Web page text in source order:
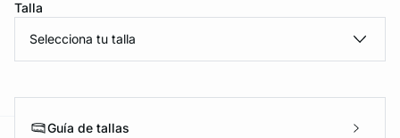
Talla
Selecciona tu talla
Guía de tallas